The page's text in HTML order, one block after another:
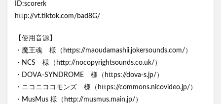
ID:scorerk
http://vt.tiktok.com/bad8G/
【使用音源】
・魔王魂 様（https://maoudamashii.jokersounds.com/）
・NCS 様（http://nocopyrightsounds.co.uk/）
・DOVA-SYNDROME 様（https://dova-s.jp/）
・ニコニココモンズ 様（https://commons.nicovideo.jp/）
・MusMus 様（http://musmus.main.jp/）